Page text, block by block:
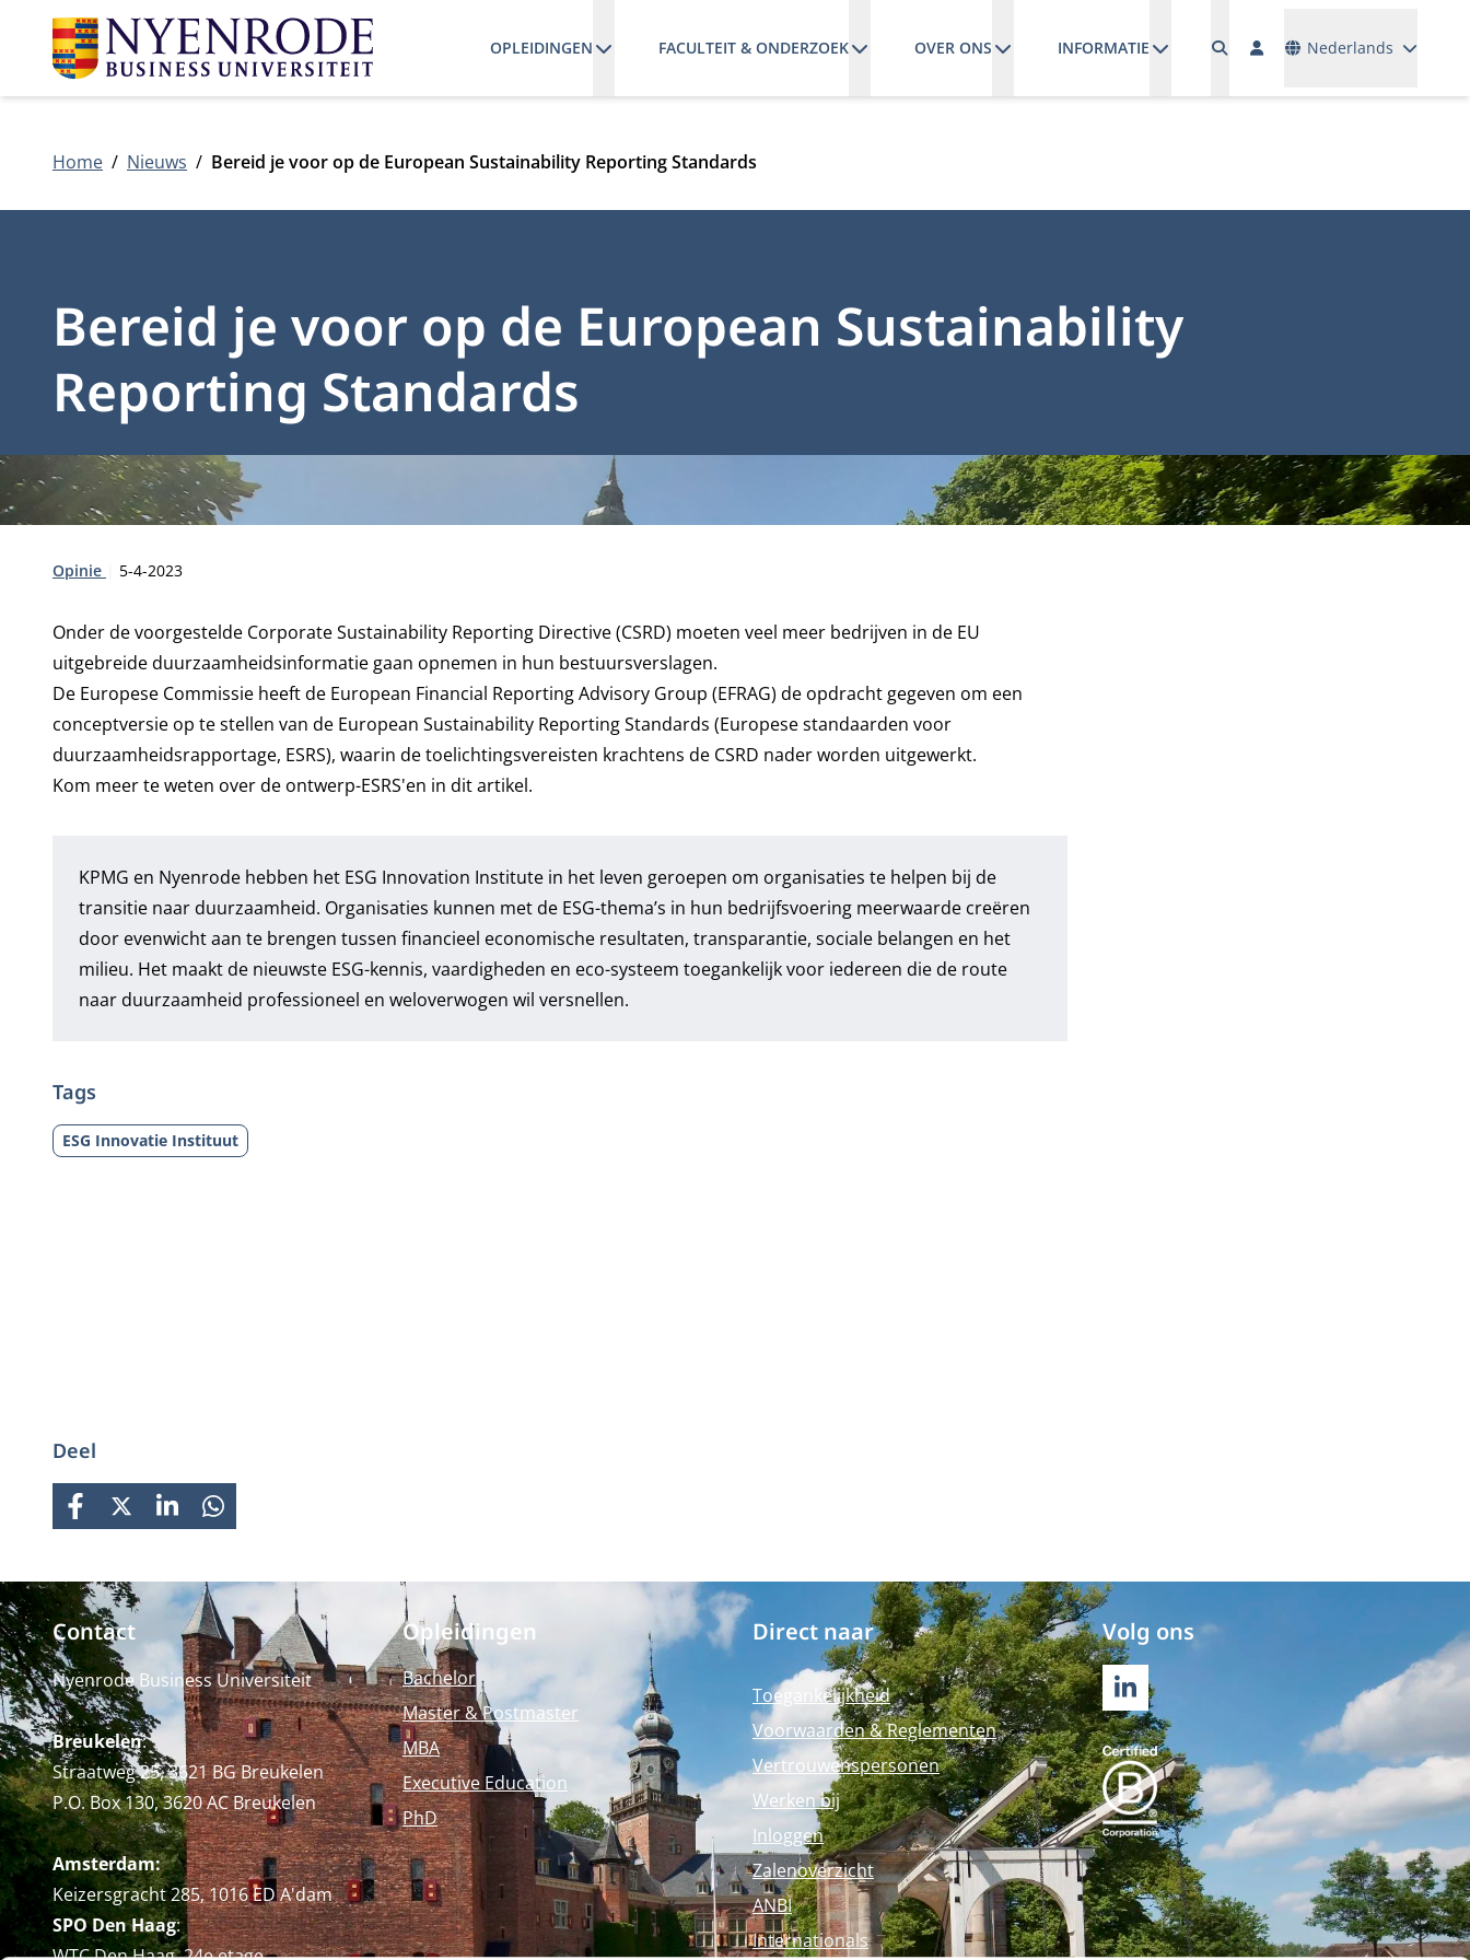
OPLEIDINGEN FACULTEIT & ONDERZOEK OVER ONS INFORMATIE Nederlands
Home Nieuws Bereid je voor op de European Sustainability Reporting Standards
Bereid je voor op de European Sustainability
Reporting Standards
Type:
Opinie Publicatiedatum:
5-4-2023
Onder de voorgestelde Corporate Sustainability Reporting Directive (CSRD) moeten veel meer bedrijven in de EU
uitgebreide duurzaamheidsinformatie gaan opnemen in hun bestuursverslagen.
De Europese Commissie heeft de European Financial Reporting Advisory Group (EFRAG) de opdracht gegeven om een
conceptversie op te stellen van de European Sustainability Reporting Standards (Europese standaarden voor
duurzaamheidsrapportage, ESRS), waarin de toelichtingsvereisten krachtens de CSRD nader worden uitgewerkt.
Kom meer te weten over de ontwerp-ESRS'en in dit artikel.
KPMG en Nyenrode hebben het ESG Innovation Institutein het leven geroepen om organisaties te helpen bij de
transitie naar duurzaamheid. Organisaties kunnen met de ESG-thema’s in hun bedrijfsvoering meerwaarde creëren
door evenwicht aan te brengen tussen financieel economische resultaten, transparantie, sociale belangen en het
milieu. Het maakt de nieuwste ESG-kennis, vaardigheden en eco-systeem toegankelijk voor iedereen die de route
naar duurzaamheid professioneel en weloverwogen wil versnellen.
Tags
ESG Innovatie Instituut
Deel
FACEBOOK
X LINKEDINWHATSAPP
Contact
Nyenrode Business Universiteit
Breukelen:
Straatweg 25, 3621 BG Breukelen
P.O. Box 130, 3620 AC Breukelen
Amsterdam:
Keizersgracht 285, 1016 ED A'dam
SPO Den Haag:
Opleidingen
Bachelor
Master & Postmaster
MBA
Executive Education
PhD
Direct naar
Toegankelijkheid
Voorwaarden & Reglementen
Vertrouwenspersonen
Werken bij
Inloggen
Zalenoverzicht
ANBI
Internationals
Volg ons
LINKEDIN